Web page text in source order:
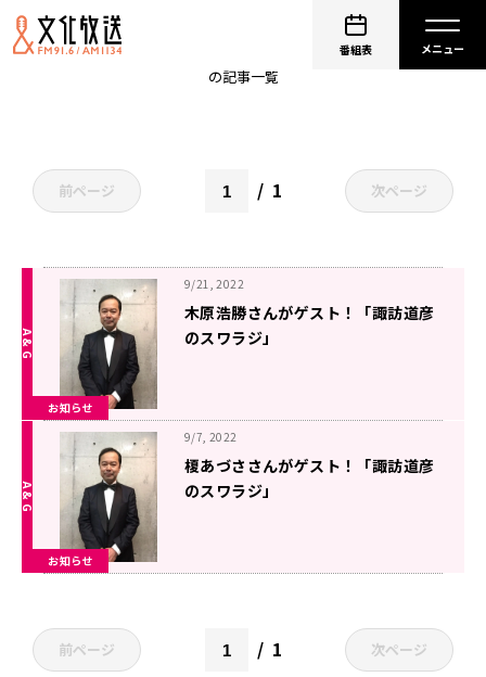
番組表
の記事一覧
前ページ 1 次ページ
お知らせ
9/21, 2022
木原浩勝さんがゲスト！「諏訪道彦
のスワラジ」
お知らせ
9/7, 2022
榎あづささんがゲスト！「諏訪道彦
のスワラジ」
前ページ 1 次ページ